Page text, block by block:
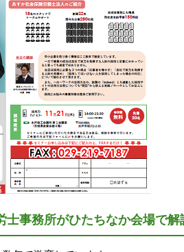
士事務所がひたちなか会場で解